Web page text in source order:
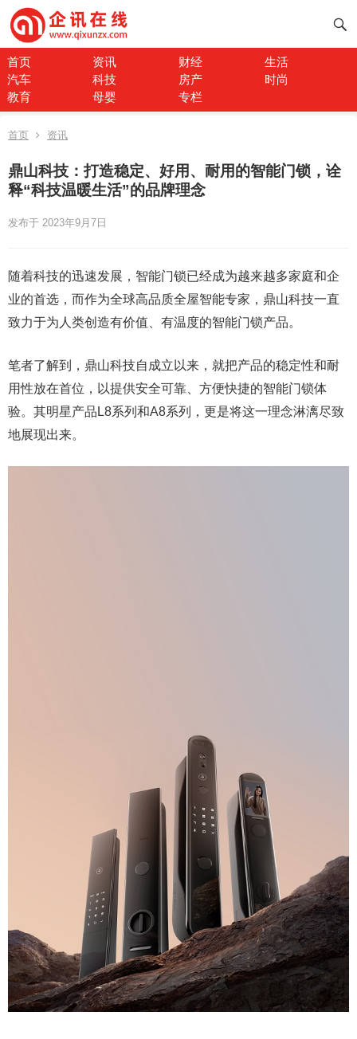
首页 资讯 财经
生活
汽车
科技 房产
时尚
教育
母婴 专栏
首页 资讯
鼎山科技：打造稳定、好用、耐用的智能门锁，诠
释“科技温暖生活”的品牌理念
发布于 2023年9月7日
随着科技的迅速发展，智能门锁已经成为越来越多家庭和企
业的首选，而作为全球高品质全屋智能专家，鼎山科技一直
致力于为人类创造有价值、有温度的智能门锁产品。
笔者了解到，鼎山科技自成立以来，就把产品的稳定性和耐
用性放在首位，以提供安全可靠、方便快捷的智能门锁体
验。其明星产品L8系列和A8系列，更是将这一理念淋漓尽致
地展现出来。